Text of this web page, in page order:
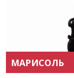
МАРИСОЛЬ